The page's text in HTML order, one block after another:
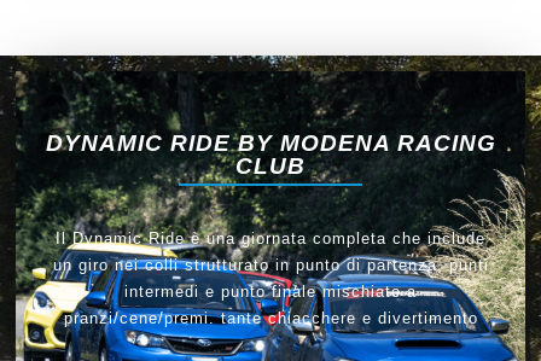
DYNAMIC RIDE BY MODENA RACING
CLUB
Il Dynamic Ride è una giornata completa che include
un giro nei colli strutturato in punto di partenza, punti
intermedi e punto finale mischiato a
pranzi/cene/premi. tante chiacchere e divertimento